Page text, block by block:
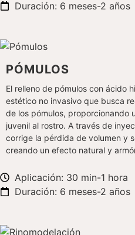
Duración: 6 meses-2 años
PÓMULOS
El relleno de pómulos con ácido
estético no invasivo que busca
de los pómulos, proporcionando
juvenil al rostro. A través de
corrige la pérdida de volumen y
creando un efecto natural y
Aplicación: 30 min-1 hora
Duración: 6 meses-2 años